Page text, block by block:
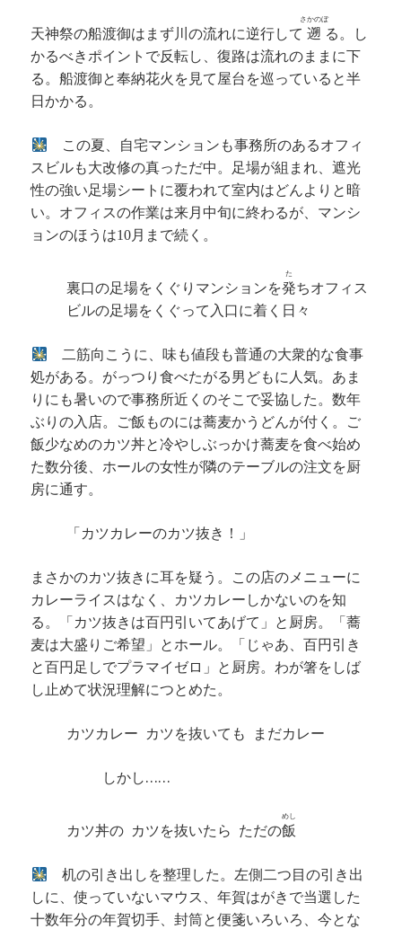
天神祭の船渡御はまず川の流れに逆行して 遡
さかのぼ
る。し
かるべきポイントで反転し、復路は流れのままに下
る。船渡御と奉納花火を見て屋台を巡っていると半
日かかる。
この夏、自宅マンションも事務所のあるオフィ
スビルも大改修の真っただ中。足場が組まれ、遮光
性の強い足場シートに覆われて室内はどんよりと暗
い。オフィスの作業は来月中旬に終わるが、マンシ
ョンのほうは10月まで続く。
裏口の足場をくぐりマンションを発
た
ちオフィス
ビルの足場をくぐって入口に着く日々
二筋向こうに、味も値段も普通の大衆的な食事
処がある。がっつり食べたがる男どもに人気。あま
りにも暑いので事務所近くのそこで妥協した。数年
ぶりの入店。ご飯ものには蕎麦かうどんが付く。ご
飯少なめのカツ丼と冷やしぶっかけ蕎麦を食べ始め
た数分後、ホールの女性が隣のテーブルの注文を厨
房に通す。
「カツカレーのカツ抜き！」
まさかのカツ抜きに耳を疑う。この店のメニューに
カレーライスはなく、カツカレーしかないのを知
る。「カツ抜きは百円引いてあげて」と厨房。「蕎
麦は大盛りご希望」とホール。「じゃあ、百円引き
と百円足しでプラマイゼロ」と厨房。わが箸をしば
し止めて状況理解につとめた。
カツカレー カツを抜いても まだカレー
しかし……
カツ丼の カツを抜いたら ただの飯
めし
机の引き出しを整理した。左側二つ目の引き出
しに、使っていないマウス、年賀はがきで当選した
十数年分の年賀切手、封筒と便箋いろいろ、今とな